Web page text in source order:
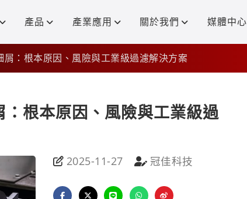
產品 產業應用 關於我們 媒體中心
：根本原因、風險與工業級過濾解決方案
根本原因、風險與工業級過
2025-11-27 冠佳科技